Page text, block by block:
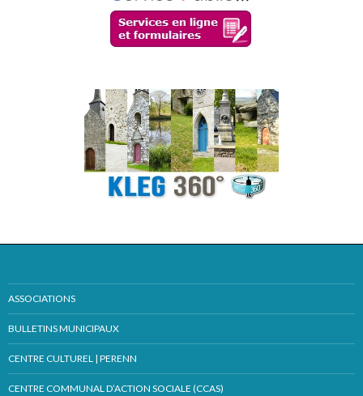
ASSOCIATIONS
BULLETINS MUNICIPAUX
CENTRE CULTUREL | PERENN
CENTRE COMMUNAL D’ACTION SOCIALE (CCAS)